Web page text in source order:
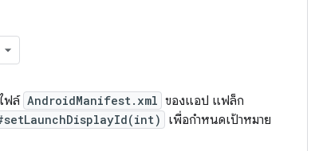
ฟล์ AndroidManifest.xml ของแอป แฟล็ก
เพื่อกำหนดเป้าหมาย